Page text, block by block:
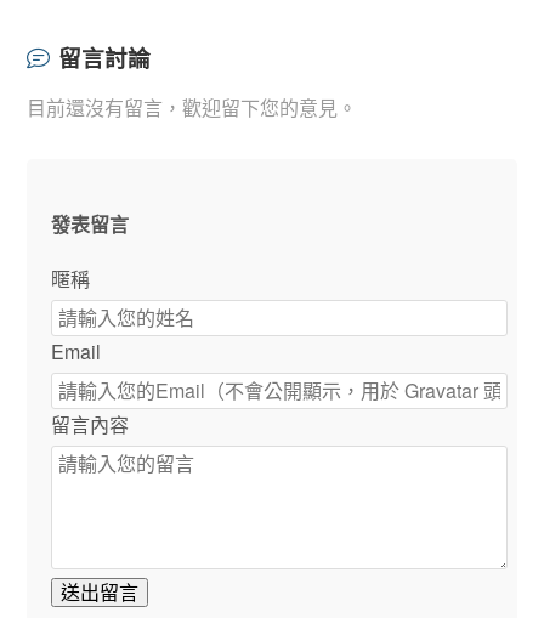
留言討論
目前還沒有留言，歡迎留下您的意見。
發表留言
暱稱
Email
留言內容
送出留言